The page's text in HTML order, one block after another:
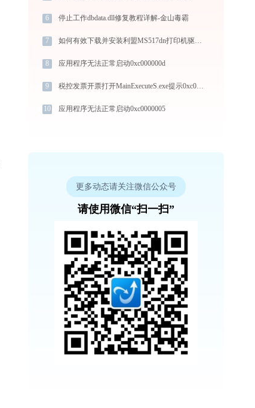
6 停止工作dbdata.dll修复教程详解-金山毒霸
7 如何有效下载并安装利盟MS517dn打印机驱动？全方位指导手册
8 应用程序无法正常启动0xc000000d
9 税控发票开票打开MainExecuteS.exe提示0xc000000d错误码怎么办
10 应用程序无法正常启动0xc0000005
更多动态请关注微信公众号
请使用微信“扫一扫”